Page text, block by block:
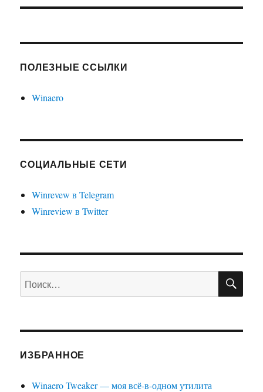
ПОЛЕЗНЫЕ ССЫЛКИ
Winaero
СОЦИАЛЬНЫЕ СЕТИ
Winrevew в Telegram
Winreview в Twitter
Искать:
ИЗБРАННОЕ
Winaero Tweaker — моя всё-в-одном утилита